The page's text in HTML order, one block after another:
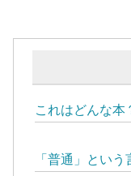
これはどんな本
「普通」とい